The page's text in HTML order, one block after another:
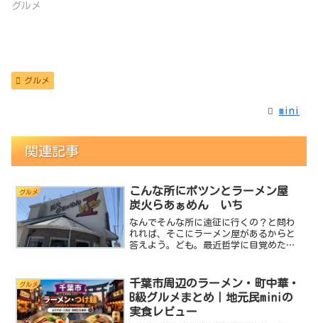
グルメ
グルメ
mini
関連記事
グルメ
こんな所にポツンとラーメン屋
炭火らあぁめん いち
なんでそんな所に遠征に行くの？と問わ
れれば、そこにラーメン屋があるからと
答えよう。ども。最近哲学に目覚めたラ
が、まさにこんな所に？って場所にポツ
ンと一軒だけ建ってい...
グルメ
千葉市周辺のラーメン・町中華・
B級グルメまとめ｜地元民miniの
実食レビュー